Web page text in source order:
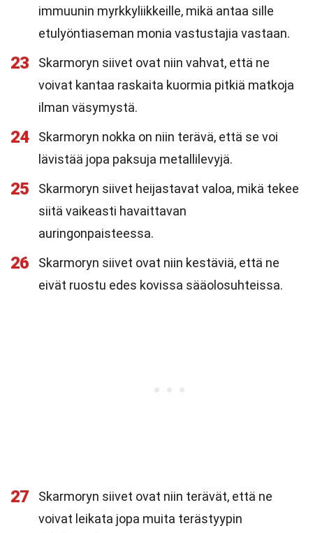
immuunin myrkkyliikkeille, mikä antaa sille
etulyöntiaseman monia vastustajia vastaan.
23
Skarmoryn siivet ovat niin vahvat, että ne
voivat kantaa raskaita kuormia pitkiä matkoja
ilman väsymystä.
24
Skarmoryn nokka on niin terävä, että se voi
lävistää jopa paksuja metallilevyjä.
25
Skarmoryn siivet heijastavat valoa, mikä tekee
siitä vaikeasti havaittavan
auringonpaisteessa.
26
Skarmoryn siivet ovat niin kestäviä, että ne
eivät ruostu edes kovissa sääolosuhteissa.
27
Skarmoryn siivet ovat niin terävät, että ne
voivat leikata jopa muita terästyypin